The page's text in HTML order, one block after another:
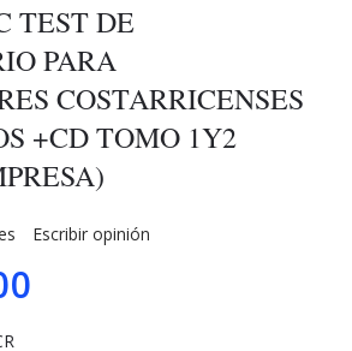
TEST DE
PARA
COSTARRICENSES
+CD TOMO 1Y2
Escribir opinión